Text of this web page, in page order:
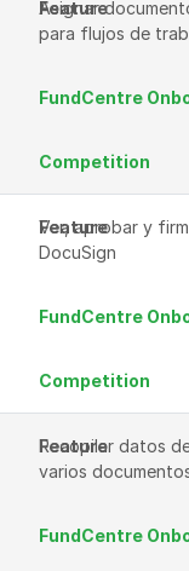
Asignar
para flujos de
Ver, aprobar y
DocuSign
Recopilar datos
varios